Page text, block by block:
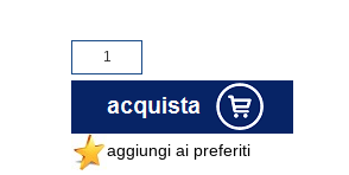
aggiungi ai preferiti